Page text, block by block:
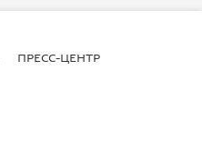
ПРЕСС-ЦЕНТР